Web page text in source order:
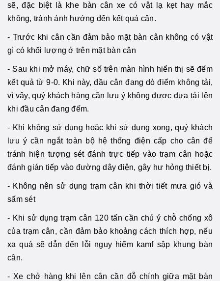
sẽ, đặc biệt là khe bàn cân xe có vật lạ kẹt hay mắc
không, tránh ảnh hưởng đến kết quả cân.
- Trước khi cân cần đảm bảo mặt bàn cân không có vật
gì có khối lượng ở trên mặt bàn cân
- Sau khi mở máy, chữ số trên màn hình hiển thị sẽ đếm
kết quả từ 9-0. Khi này, đầu cân đang dò điểm không tải,
vì vậy, quý khách hàng cần lưu ý không được đưa tải lên
khi đầu cân đang đếm.
- Khi không sử dụng hoặc khi sử dụng xong, quý khách
lưu ý cần ngắt toàn bộ hệ thống điện cấp cho cân để
tránh hiện tượng sét đánh trực tiếp vào trạm cân hoặc
đánh gián tiếp vào đường dây điện, gây hư hỏng thiết bị.
- Không nên sử dụng trạm cân khi thời tiết mưa gió và
sấm sét
- Khi sử dụng trạm cân 120 tấn cần chú ý chỗ chống xô
của trạm cân, cần đảm bảo khoảng cách thích hợp, nếu
xa quá sẽ dẫn đến lỗi nguy hiểm kamf sập khung bàn
cân.
- Xe chở hàng khi lên cân cần đỗ chính giữa mặt bàn